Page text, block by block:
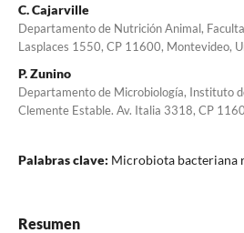
C. Cajarville
Departamento de Nutrición Animal,
Lasplaces 1550, CP 11600, Montevideo,
P. Zunino
Departamento de Microbiología, Instituto
Clemente Estable. Av. Italia 3318, CP
Palabras clave: Microbiota bacteriana
Resumen